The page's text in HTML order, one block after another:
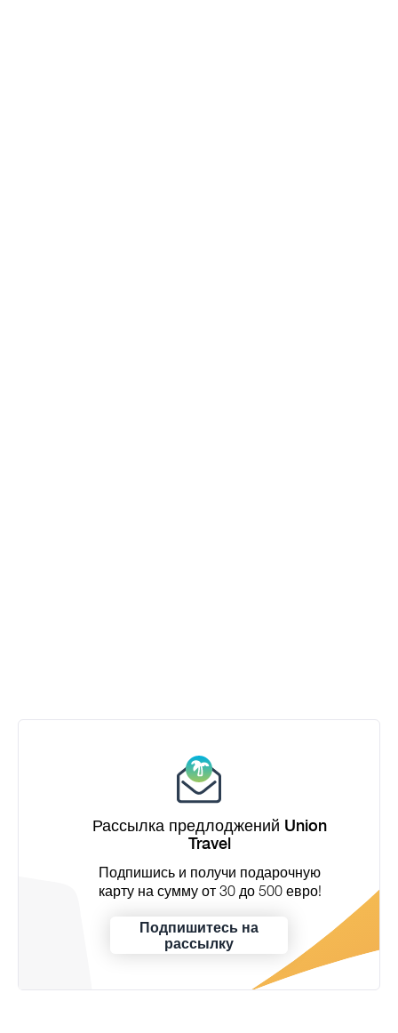
Рассылка предлоджений Union
Travel
Подпишись и получи подарочную
карту на сумму от 30 до 500 евро!
Подпишитесь на
рассылку